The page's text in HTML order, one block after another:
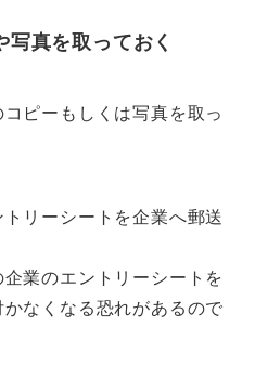
真を取っておく
ピーもしくは写真を取っ
リーシートを企業へ郵送
業のエントリーシートを
なくなる恐れがあるので